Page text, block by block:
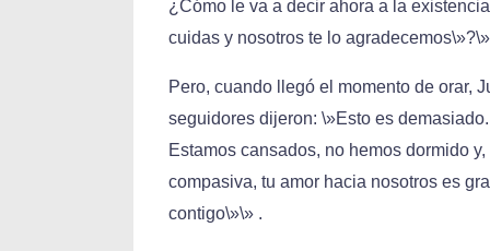
¿Cómo le va a decir ahora a la
cuidas y nosotros te lo
Pero, cuando llegó el momento de orar,
seguidores dijeron: \»Esto es
Estamos cansados, no hemos dormido
compasiva, tu amor hacia nosotros es
contigo\»\» .